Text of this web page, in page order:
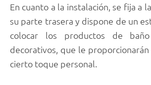
En cuanto a la instalación, se fija a
su parte trasera y dispone de un
colocar los productos de
decorativos, que le proporcionarán
cierto toque personal.